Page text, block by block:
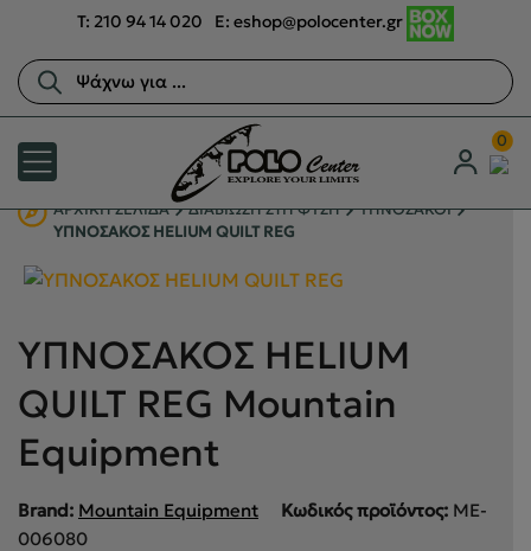
T: 210 94 14 020 E:eshop@polocenter.gr
0
Αναζήτηση
προϊόντων
ΑΡΧΙΚΉ ΣΕΛΊΔΑ ΔΙΑΒΙΩΣΗ ΣΤΗ ΦΥΣΗ
ΥΠΝΟΣΑΚΟΙ
ΥΠΝΟΣΑΚΟΣ HELIUM QUILT REG
ΥΠΝΟΣΑΚΟΣ HELIUM
QUILT REG Mountain
Equipment
Brand: Mountain Equipment Κωδικός προϊόντος: ME-
006080